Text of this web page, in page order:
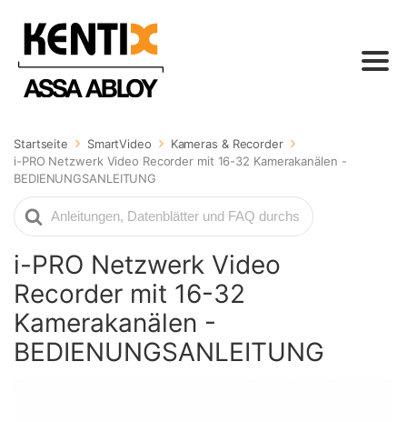
Startseite SmartVideo
Kameras & Recorder
i-PRO Netzwerk Video Recorder mit 16-32 Kamerakanälen -
BEDIENUNGSANLEITUNG
Suche
nach
i-PRO Netzwerk Video
Recorder mit 16-32
Kamerakanälen -
BEDIENUNGSANLEITUNG